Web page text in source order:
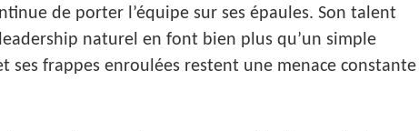
de porter l’équipe sur ses épaules. Son talent
naturel en font bien plus qu’un simple
ses frappes enroulées restent une menace constante